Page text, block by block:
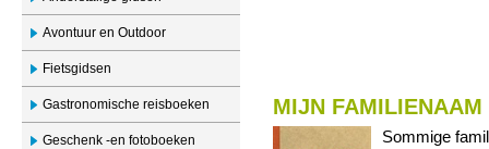
Avontuur en Outdoor
Fietsgidsen
Gastronomische reisboeken
Geschenk -en fotoboeken
MIJN
Sommige